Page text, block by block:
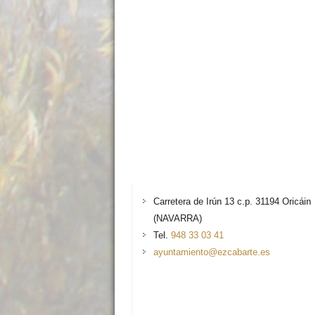
Carretera de Irún 13 c.p. 31194 Oricáin
(NAVARRA)
Tel.948 33 03 41
ayuntamiento@ezcabarte.es